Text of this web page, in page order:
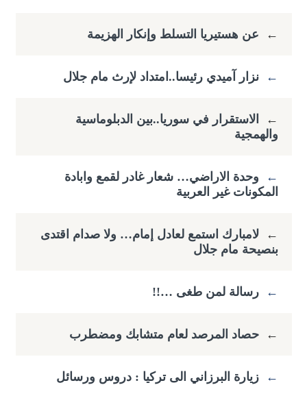
← عن هستيريا التسلط وإنكار الهزيمة
← نزار آميدي رئيسا..امتداد لإرث مام جلال
←
الاستقرار في سوريا..بين الدبلوماسية
والهمجية
←
وحدة الاراضي… شعار غادر لقمع وابادة
المكونات غير العربية
←
لامبارك استمع لعادل إمام… ولا صدام اقتدى
بنصيحة مام جلال
← رسالة لمن طغى …!!
← حصاد المرصد لعام متشابك ومضطرب
← زيارة البرزاني الى تركيا : دروس ورسائل